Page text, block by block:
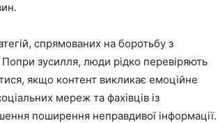
спрямованих на боротьбу з
зусилля, люди рідко перевіряють
якщо контент викликає емоційне
мереж та фахівців із
поширення неправдивої інформації.